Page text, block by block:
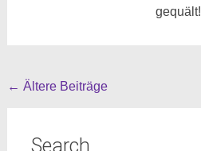
gequält!
Beitragsnavigation
← Ältere Beiträge
Search